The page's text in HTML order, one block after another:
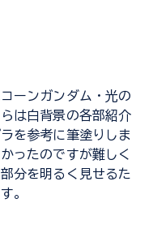
ーンガンダム・光の
は白背景の各部紹介
を参考に筆塗りしま
ったのですが難しく
分を明るく見せるた
。